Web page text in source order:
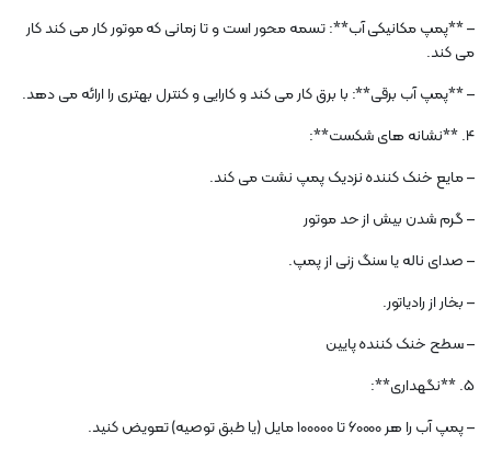
– **پمپ مکانیکی آب**: تسمه محور است و تا زمانی که موتور کار می کند کار
می کند.
– **پمپ آب برقی**: با برق کار می کند و کارایی و کنترل بهتری را ارائه می دهد.
4. **نشانه های شکست**:
– مایع خنک کننده نزدیک پمپ نشت می کند.
– گرم شدن بیش از حد موتور
– صدای ناله یا سنگ زنی از پمپ.
– بخار از رادیاتور.
– سطح خنک کننده پایین
5. **نگهداری**:
– پمپ آب را هر 60000 تا 100000 مایل (یا طبق توصیه) تعویض کنید.